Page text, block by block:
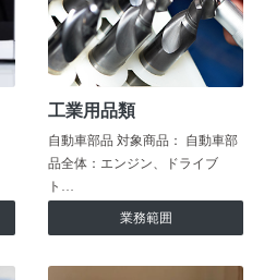
工業用品類
自動車部品 対象商品： 自動車部
品全体：エンジン、ドライブ
ト…
業務範囲